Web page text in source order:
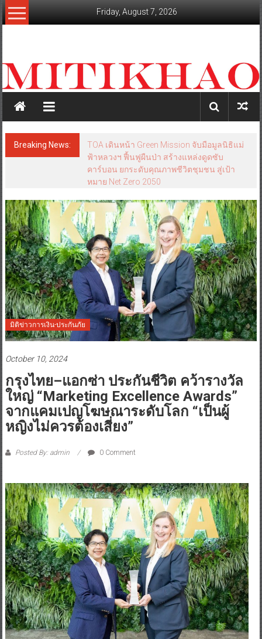
Skip
to
Friday, August 7, 2026
สะท้อน
ลึก
เหลี่ยม
มุม
เศรษฐกิจ-
การเมือง-
Breaking News:
TOA เดินหน้า Green Mission จับมือมูลนิธิแม่
ฟ้าหลวงฯ ฟื้นฟูผืนป่า สร้างแหล่งดูดซับ
คาร์บอน ยกระดับคุณภาพชีวิตชุมชน สู่เป้า
หมาย Net Zero 2050
มิติข่าวการเงิน-ประกันภัย
October 10, 2024
กรุงไทย–แอกซ่า ประกันชีวิต คว้ารางวัล
ใหญ่ “Marketing Excellence Awards”
จากแคมเปญโฆษณาระดับโลก “เป็นผู้
หญิงไม่ควรต้องเสี่ยง”
Posted By: admin 0 Comment